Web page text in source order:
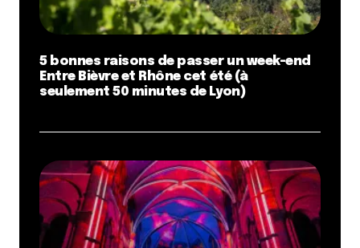
5 bonnes raisons de passer un week-end
Entre Bièvre et Rhône cet été (à
seulement 50 minutes de Lyon)